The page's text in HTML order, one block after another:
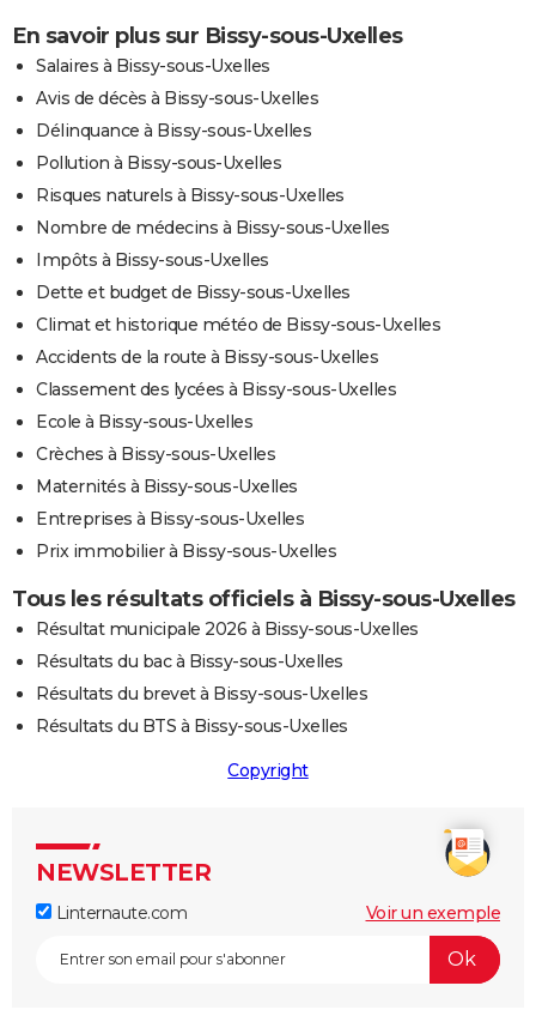
En savoir plus sur Bissy-sous-Uxelles
Salaires à Bissy-sous-Uxelles
Avis de décès à Bissy-sous-Uxelles
Délinquance à Bissy-sous-Uxelles
Pollution à Bissy-sous-Uxelles
Risques naturels à Bissy-sous-Uxelles
Nombre de médecins à Bissy-sous-Uxelles
Impôts à Bissy-sous-Uxelles
Dette et budget de Bissy-sous-Uxelles
Climat et historique météo de Bissy-sous-Uxelles
Accidents de la route à Bissy-sous-Uxelles
Classement des lycées à Bissy-sous-Uxelles
Ecole à Bissy-sous-Uxelles
Crèches à Bissy-sous-Uxelles
Maternités à Bissy-sous-Uxelles
Entreprises à Bissy-sous-Uxelles
Prix immobilier à Bissy-sous-Uxelles
Tous les résultats officiels à Bissy-sous-Uxelles
Résultat municipale 2026 à Bissy-sous-Uxelles
Résultats du bac à Bissy-sous-Uxelles
Résultats du brevet à Bissy-sous-Uxelles
Résultats du BTS à Bissy-sous-Uxelles
Copyright
NEWSLETTER
Linternaute.com Voir un exemple